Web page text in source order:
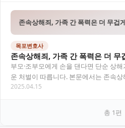
존속상해죄, 가족 간 폭력은 더 무겁
목포변호사
존속상해죄, 가족 간 폭력은 더 무
부모·조부모에게 손을 댄다면 단순 상해
운 처벌이 따릅니다. 본문에서는 존속
례, 대응 방안까지 자세히 정리하였습니…
2025.04.15
총 1편